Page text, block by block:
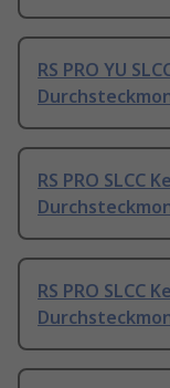
RS PRO YU
RS PRO SLCC
RS PRO SLCC